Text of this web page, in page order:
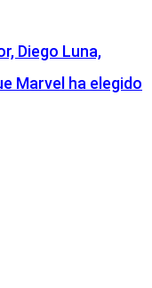
Diego Luna,
Marvel ha elegido